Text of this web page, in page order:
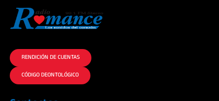
RENDICIÓN DE CUENTAS
CÓDIGO DEONTOLÓGICO